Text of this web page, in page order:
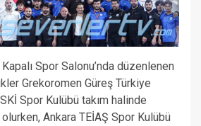
Spor Salonu’nda düzenlenen
Grekoromen Güreş Türkiye
Spor Kulübü takım halinde
Ankara TEİAŞ Spor Kulübü